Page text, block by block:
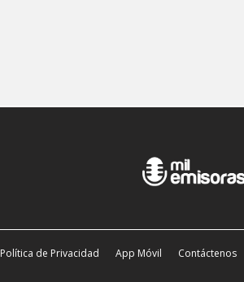
Política de Privacidad App Móvil Contáctenos